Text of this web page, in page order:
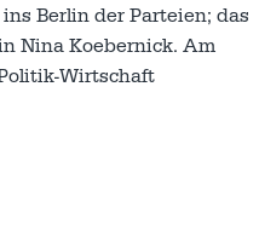
Berlin der Parteien; das
Nina Koebernick. Am
Wirtschaft